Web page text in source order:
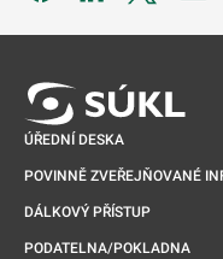
ÚŘEDNÍ DESKA
POVINNĚ ZVEŘEJŇOVANÉ
DÁLKOVÝ PŘÍSTUP
PODATELNA/POKLADNA